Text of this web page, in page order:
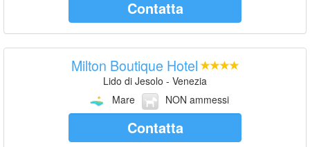
Contatta
Milton Boutique Hotel
Lido di Jesolo - Venezia
Mare
NON ammessi
Contatta